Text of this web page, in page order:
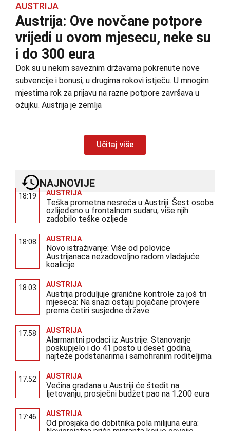
AUSTRIJA
Austrija: Ove novčane potpore
vrijedi u ovom mjesecu, neke su
i do 300 eura
Dok su u nekim saveznim državama pokrenute nove
subvencije i bonusi, u drugima rokovi istječu. U mnogim
mjestima rok za prijavu na razne potpore završava u
ožujku. Austrija je zemlja
Učitaj više
NAJNOVIJE
18:19 AUSTRIJA
Teška prometna nesreća u Austriji: Šest osoba
ozlijeđeno u frontalnom sudaru, više njih
zadobilo teške ozljede
18:08 AUSTRIJA
Novo istraživanje: Više od polovice
Austrijanaca nezadovoljno radom vladajuće
koalicije
18:03 AUSTRIJA
Austrija produljuje granične kontrole za još tri
mjeseca: Na snazi ostaju pojačane provjere
prema četiri susjedne države
17:58 AUSTRIJA
Alarmantni podaci iz Austrije: Stanovanje
poskupjelo i do 41 posto u deset godina,
najteže podstanarima i samohranim roditeljima
17:52 AUSTRIJA
Većina građana u Austriji će štedit na
ljetovanju, prosječni budžet pao na 1.200 eura
17:46 AUSTRIJA
Od prosjaka do dobitnika pola milijuna eura: